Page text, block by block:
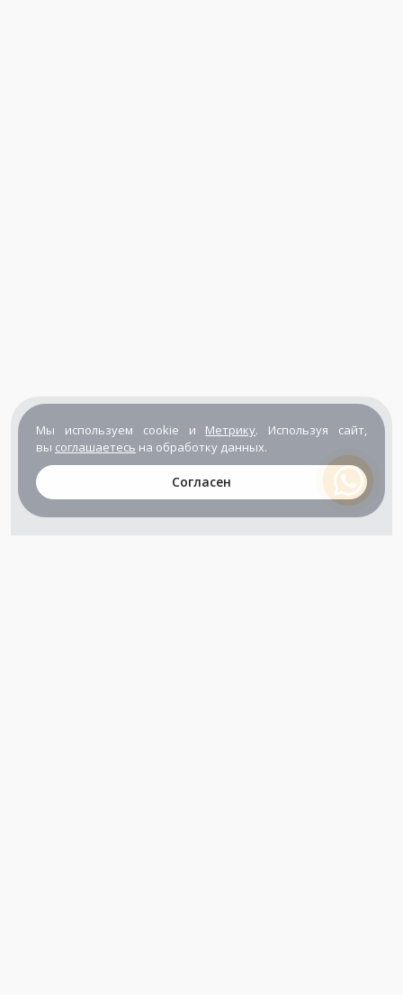
Мы используем cookie и Метрику. Используя сайт,
вы соглашаетесь на обработку данных.
Согласен